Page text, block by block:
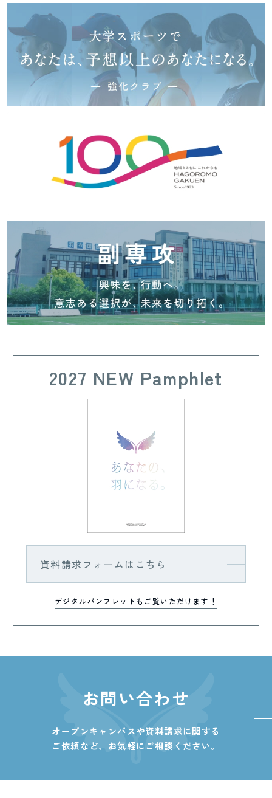
2027 NEW Pamphlet
資料請求フォームはこちら
デジタルパンフレットもご覧いただけます！
お問い合わせ
オープンキャンパスや資料請求に関する
ご依頼など、 お気軽にご相談ください。